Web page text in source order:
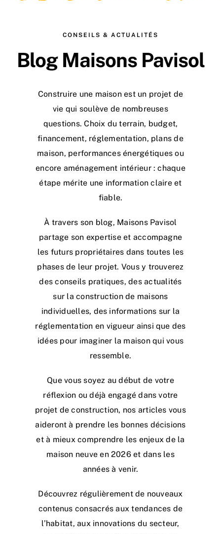
CONSEILS & ACTUALITÉS
Blog Maisons Pavisol
Construire une maison est un projet de
vie qui soulève de nombreuses
questions. Choix du terrain, budget,
financement, réglementation, plans de
maison, performances énergétiques ou
encore aménagement intérieur : chaque
étape mérite une information claire et
fiable.
À travers son blog, Maisons Pavisol
partage son expertise et accompagne
les futurs propriétaires dans toutes les
phases de leur projet. Vous y trouverez
des conseils pratiques, des actualités
sur la construction de maisons
individuelles, des informations sur la
réglementation en vigueur ainsi que des
idées pour imaginer la maison qui vous
ressemble.
Que vous soyez au début de votre
réflexion ou déjà engagé dans votre
projet de construction, nos articles vous
aideront à prendre les bonnes décisions
et à mieux comprendre les enjeux de la
maison neuve en 2026 et dans les
années à venir.
Découvrez régulièrement de nouveaux
contenus consacrés aux tendances de
l’habitat, aux innovations du secteur,